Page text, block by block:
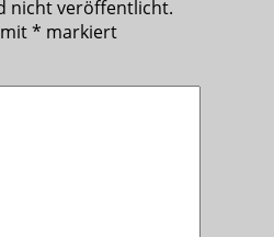
nicht veröffentlicht.
* markiert